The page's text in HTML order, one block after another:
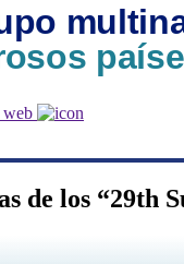
web
de los “29th